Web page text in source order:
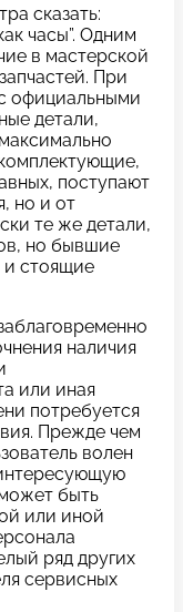
сказать:
часы”. Одним
в мастерской
При
официальными
детали,
поступают
но и от
те же детали,
но бывшие
и стоящие
наличия
или иная
потребуется
Прежде чем
волен
быть
или иной
ряд других
сервисных
поля